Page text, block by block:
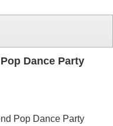
Dance Party
Pop Dance Party